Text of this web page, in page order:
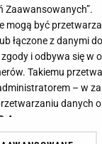
Zaawansowanych”.
mogą być
łączone z danymi
i odbywa się w
Takiemu
– w
danych